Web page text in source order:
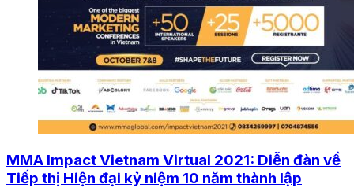
MMA Impact Vietnam Virtual 2021: Diễn đàn về
Tiếp thị Hiện đại kỷ niệm 10 năm thành lập